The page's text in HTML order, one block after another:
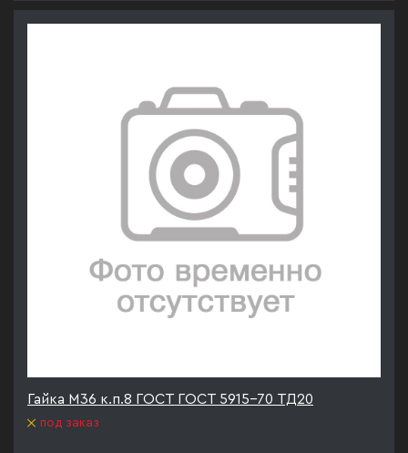
Гайка М36 к.п.8 ГОСТ ГОСТ 5915-70 ТД20
под заказ